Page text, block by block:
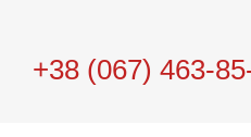
+38 (067) 463-